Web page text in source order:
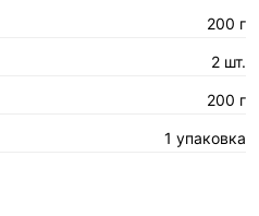
200 г
2 шт.
200 г
1 упаковка